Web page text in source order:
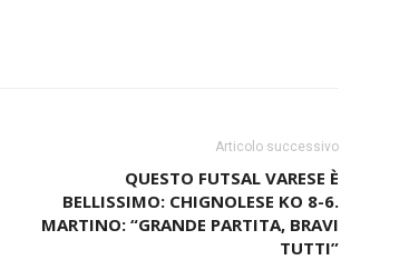
Articolo successivo
QUESTO FUTSAL VARESE È
BELLISSIMO: CHIGNOLESE KO 8-6.
MARTINO: “GRANDE PARTITA, BRAVI
TUTTI”